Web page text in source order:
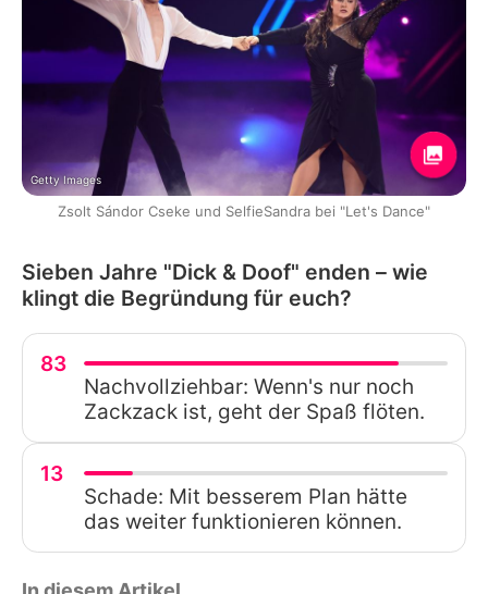
Getty Images
Zsolt Sándor Cseke und SelfieSandra bei "Let's Dance"
Sieben Jahre "Dick & Doof" enden – wie
klingt die Begründung für euch?
83
Nachvollziehbar: Wenn's nur noch
Zackzack ist, geht der Spaß flöten.
13
Schade: Mit besserem Plan hätte
das weiter funktionieren können.